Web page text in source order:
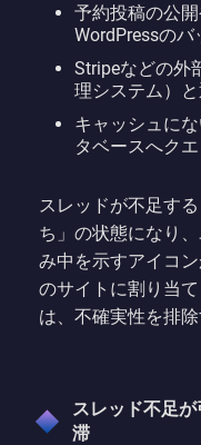
予約投稿の公開
WordPressの
Stripeなどの外
理システム）
キャッシュに
タベースへク
スレッドが不足す
ち」の状態になり
み中を示すアイコ
のサイトに割り当
は、不確実性を排除
スレッド不足
滞